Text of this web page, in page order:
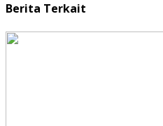
Berita Terkait